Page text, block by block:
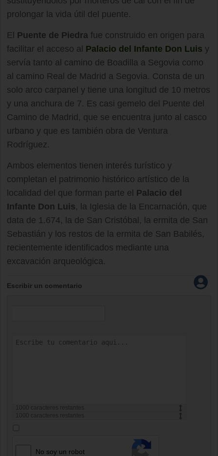
prolongar la vida útil del puente.
El Puente de Piedra fue construido en origen para
facilitar el acceso al Palacio del Infante Don Luis y
servía tanto al camino de Boadilla a Segovia como
al camino Real de Madrid a Segovia. Consta de un
solo arco carpanel y tiene una longitud de 10 metros
y una anchura de 7. Es casi gemelo del Puente del
Camino de Madrid, que se encuentra junto al casco
urbano y que es también obra de Ventura
Rodríguez.
Ambos elementos tienen interés turístico y
completan el patrimonio histórico artístico de la
localidad del que forman parte el Palacio del
Infante Don Luis, la Iglesia de la Encarnación, que
data de 1.674, la de San Cristóbal, la ermita de San
Sebastián y los restos de la ermita de San Babilés,
recientemente identificados mediante una
excavación arqueológica.
Escribir un comentario
caracteres restantes
caracteres restantes
No soy un robot